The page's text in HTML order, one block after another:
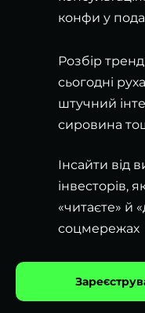
конфи у
Розбір
сьогодні
штучний
сировина
Інсайти від
інвесторів,
«читаєте» й
соцмережах